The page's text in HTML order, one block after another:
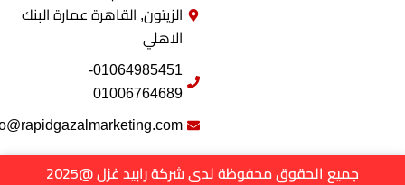
k
a
الزيتون, القاهرة عمارة البنك
الاهلي
01064985451-
01006764689
info@rapidgazalmarketing.com
جميع الحقوق محفوظة لدى شركة رابيد غزل @2025